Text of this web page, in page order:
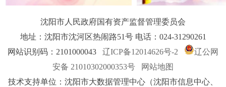
沈阳市人民政府国有资产监督管理委员会
地址：沈阳市沈河区热闹路51号 电话：024-31290261
网站识别码：2101000043 辽ICP备12014626号-2
辽公网
安备 21010302000353号
网站地图
技术支持单位：沈阳市大数据管理中心（沈阳市信息中心、